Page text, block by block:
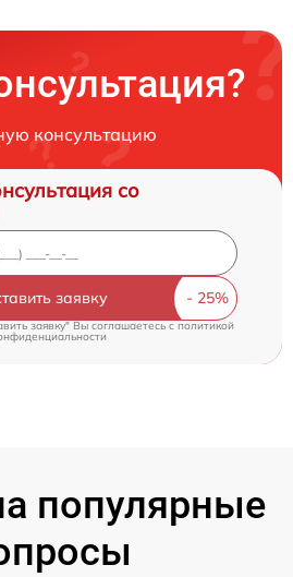
консультацию
со
заявку
заявку" Вы соглашаетесь c политикой
популярные